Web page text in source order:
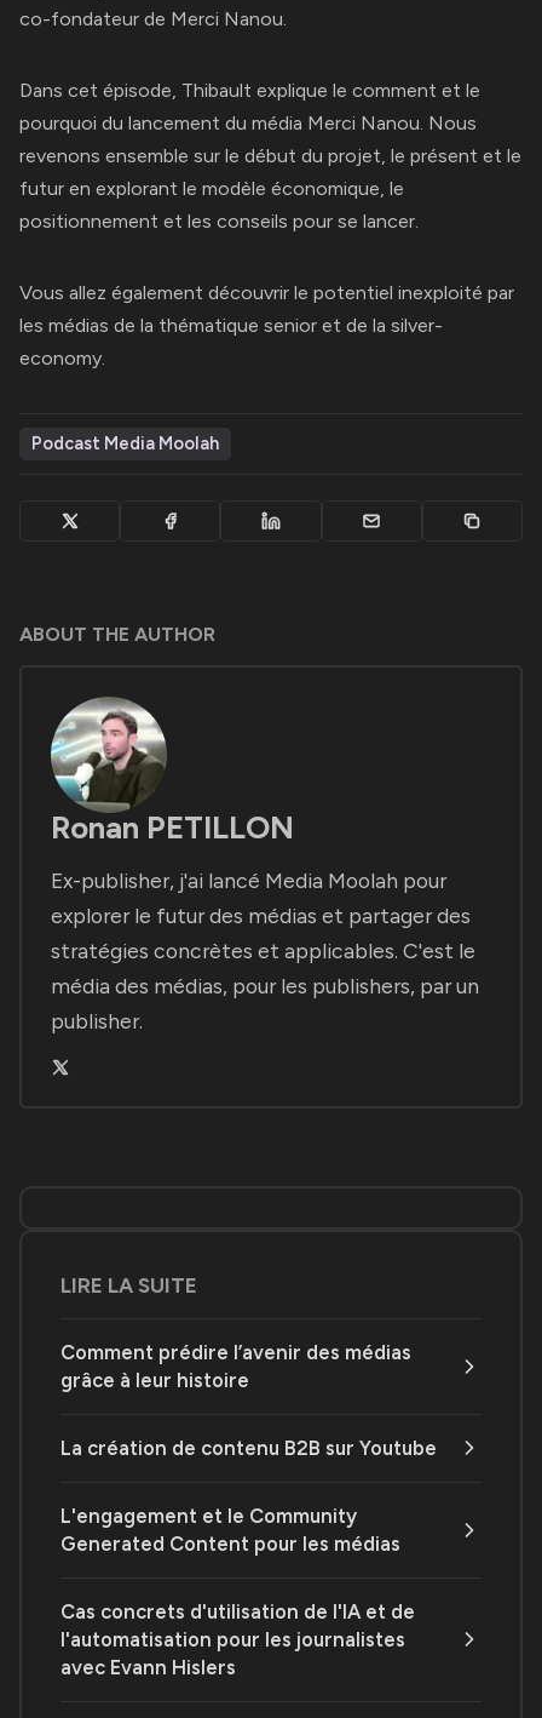
co-fondateur de Merci Nanou.
Dans cet épisode, Thibault explique le comment et le
pourquoi du lancement du média Merci Nanou. Nous
revenons ensemble sur le début du projet, le présent et le
futur en explorant le modèle économique, le
positionnement et les conseils pour se lancer.
Vous allez également découvrir le potentiel inexploité par
les médias de la thématique senior et de la silver-
economy.
Podcast Media Moolah
ABOUT THE AUTHOR
Ronan PETILLON
Ex-publisher, j'ai lancé Media Moolah pour
explorer le futur des médias et partager des
stratégies concrètes et applicables. C'est le
média des médias, pour les publishers, par un
publisher.
LIRE LA SUITE
Comment prédire l’avenir des médias
grâce à leur histoire
La création de contenu B2B sur Youtube
L'engagement et le Community
Generated Content pour les médias
Cas concrets d'utilisation de l'IA et de
l'automatisation pour les journalistes
avec Evann Hislers